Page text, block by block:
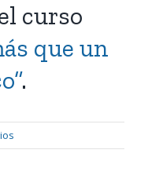
curso
que un
.